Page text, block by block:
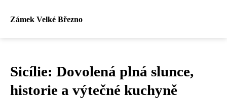
Zámek Velké Březno
Sicílie: Dovolená plná slunce,
historie a výtečné kuchyně